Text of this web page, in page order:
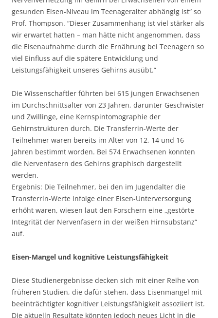
gesunden Eisen-Niveau im Teenageralter abhängig ist“ so
Prof. Thompson. “Dieser Zusammenhang ist viel stärker als
wir erwartet hatten – man hätte nicht angenommen, dass
die Eisenaufnahme durch die Ernährung bei Teenagern so
viel Einfluss auf die spätere Entwicklung und
Leistungsfähigkeit unseres Gehirns ausübt.”
Die Wissenschaftler führten bei 615 jungen Erwachsenen
im Durchschnittsalter von 23 Jahren, darunter Geschwister
und Zwillinge, eine Kernspintomographie der
Gehirnstrukturen durch. Die Transferrin-Werte der
Teilnehmer waren bereits im Alter von 12, 14 und 16
Jahren bestimmt worden. Bei 574 Erwachsenen konnten
die Nervenfasern des Gehirns graphisch dargestellt
werden.
Ergebnis: Die Teilnehmer, bei den im Jugendalter die
Transferrin-Werte infolge einer Eisen-Unterversorgung
erhöht waren, wiesen laut den Forschern eine „gestörte
Integrität der Nervenfasern in der weißen Hirnsubstanz“
auf.
Eisen-Mangel und kognitive Leistungsfähigkeit
Diese Studienergebnisse decken sich mit einer Reihe von
früheren Studien, die dafür stehen, dass Eisenmangel mit
beeinträchtigter kognitiver Leistungsfähigkeit assoziiert ist.
Die aktuelln Resultate könnten jedoch neues Licht in die